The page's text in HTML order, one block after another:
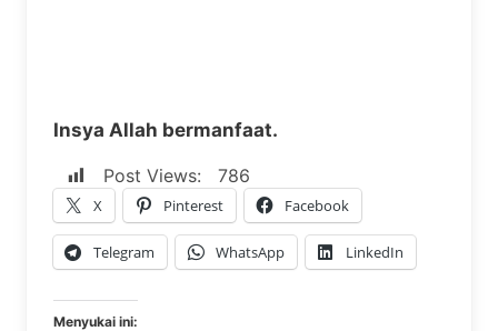
Insya Allah bermanfaat.
Post Views: 786
X Pinterest Facebook
Telegram WhatsApp LinkedIn
Menyukai ini: